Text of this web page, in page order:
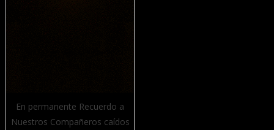
En permanente Recuerdo a
Nuestros Compañeros caídos